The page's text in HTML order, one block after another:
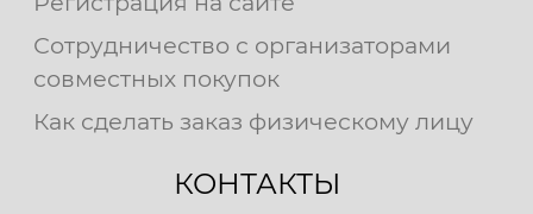
Сотрудничество с организаторами
совместных покупок
Как сделать заказ физическому лицу
КОНТАКТЫ